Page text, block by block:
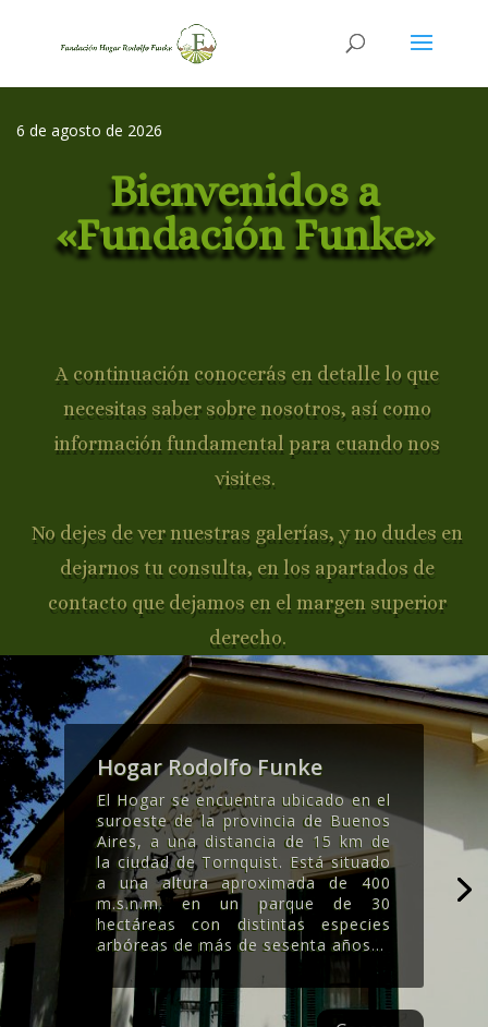
6 de agosto de 2026
Bienvenidos a
«Fundación Funke»
A continuación conocerás en detalle lo que
necesitas saber sobre nosotros, así como
información fundamental para cuando nos
visites.
No dejes de ver nuestras galerías, y no dudes en
dejarnos tu consulta, en los apartados de
contacto que dejamos en el margen superior
derecho.
Hogar Rodolfo Funke
El Hogar se encuentra ubicado en el
suroeste de la provincia de Buenos
Aires, a una distancia de 15 km de
la ciudad de Tornquist. Está situado
a una altura aproximada de 400
m.s.n.m. en un parque de 30
hectáreas con distintas especies
arbóreas de más de sesenta años...